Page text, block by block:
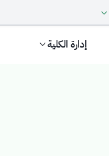
إدارة الكلية